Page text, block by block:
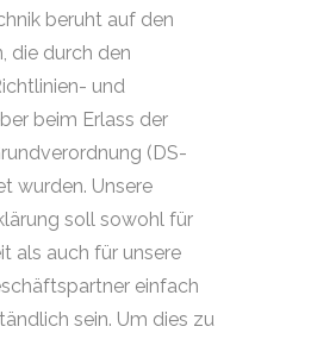
beruht auf den
die durch den
und
beim Erlass der
(DS-
wurden. Unsere
soll sowohl für
als auch für unsere
einfach
sein. Um dies zu